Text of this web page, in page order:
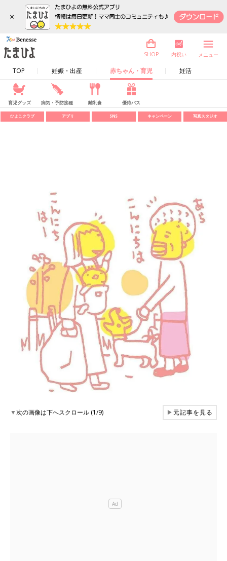
×
TOP 妊娠・出産 赤ちゃん・育児 妊活
SHOP 内祝い メニュー
育児グッズ 病気・予防接種 離乳食 優待パス
ひよこクラブ アプリ SNS キャンペーン 写真スタジオ
▼次の画像は下へスクロール (1/9) ▶元記事を見る